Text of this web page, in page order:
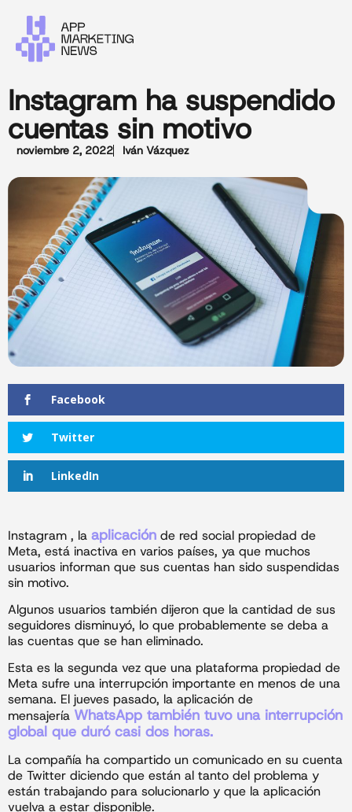
Instagram ha suspendido
cuentas sin motivo
noviembre 2, 2022 Iván Vázquez
Facebook
Twitter
LinkedIn
Instagram , la aplicación de red social propiedad de
Meta, está inactiva en varios países, ya que muchos
usuarios informan que sus cuentas han sido suspendidas
sin motivo.
Algunos usuarios también dijeron que la cantidad de sus
seguidores disminuyó, lo que probablemente se deba a
las cuentas que se han eliminado.
Esta es la segunda vez que una plataforma propiedad de
Meta sufre una interrupción importante en menos de una
semana. El jueves pasado, la aplicación de
mensajería WhatsApp también tuvo una interrupción
global que duró casi dos horas.
La compañía ha compartido un comunicado en su cuenta
de Twitter diciendo que están al tanto del problema y
están trabajando para solucionarlo y que la aplicación
vuelva a estar disponible.